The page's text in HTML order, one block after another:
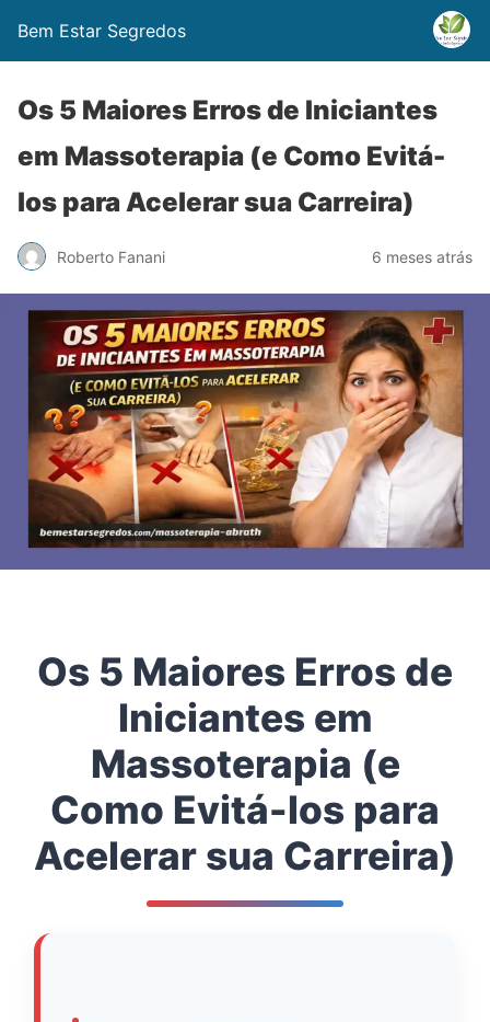
Bem Estar Segredos
Os 5 Maiores Erros de Iniciantes
em Massoterapia (e Como Evitá-
los para Acelerar sua Carreira)
Roberto Fanani 6 meses atrás
Os 5 Maiores Erros de
Iniciantes em
Massoterapia (e
Como Evitá-los para
Acelerar sua Carreira)